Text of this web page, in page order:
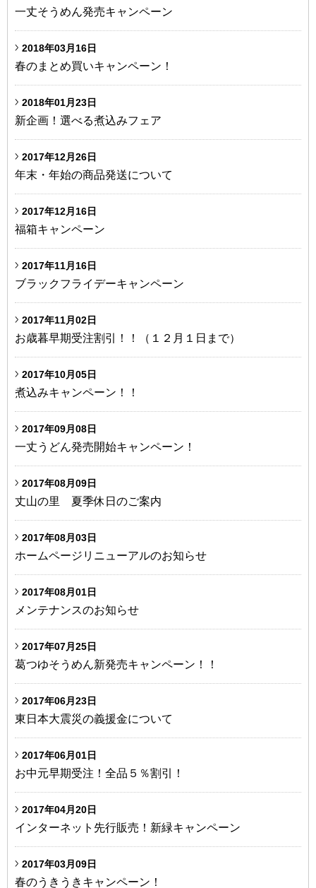
一丈そうめん発売キャンペーン
2018年03月16日
春のまとめ買いキャンペーン！
2018年01月23日
新企画！選べる煮込みフェア
2017年12月26日
年末・年始の商品発送について
2017年12月16日
福箱キャンペーン
2017年11月16日
ブラックフライデーキャンペーン
2017年11月02日
お歳暮早期受注割引！！（１２月１日まで）
2017年10月05日
煮込みキャンペーン！！
2017年09月08日
一丈うどん発売開始キャンペーン！
2017年08月09日
丈山の里 夏季休日のご案内
2017年08月03日
ホームページリニューアルのお知らせ
2017年08月01日
メンテナンスのお知らせ
2017年07月25日
葛つゆそうめん新発売キャンペーン！！
2017年06月23日
東日本大震災の義援金について
2017年06月01日
お中元早期受注！全品５％割引！
2017年04月20日
インターネット先行販売！新緑キャンペーン
2017年03月09日
春のうきうきキャンペーン！